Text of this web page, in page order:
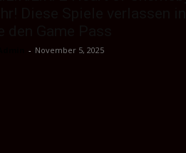
- November 5, 2025